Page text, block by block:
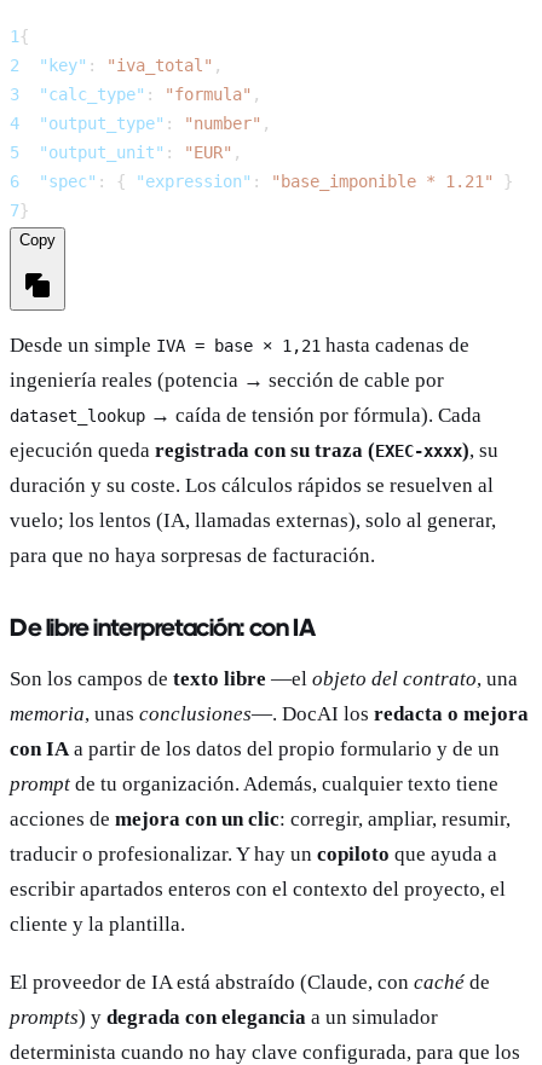
1 {
2
"key" : "iva_total" ,
3
"calc_type" : "formula" ,
4
"output_type" : "number" ,
5
"output_unit" : "EUR" ,
6
"spec" : { "expression" : "base_imponible * 1.21"
}
7}
Copy
Desde un simple IVA = base × 1,21 hasta cadenas de
ingeniería reales (potencia → sección de cable por
dataset_lookup → caída de tensión por fórmula). Cada
ejecución queda registrada con su traza (EXEC-xxxx), su
duración y su coste. Los cálculos rápidos se resuelven al
vuelo; los lentos (IA, llamadas externas), solo al generar,
para que no haya sorpresas de facturación.
De libre interpretación: con IA
Son los campos de texto libre —el objeto del contrato, una
memoria, unas conclusiones—. DocAI los redacta o mejora
con IA a partir de los datos del propio formulario y de un
prompt de tu organización. Además, cualquier texto tiene
acciones de mejora con un clic: corregir, ampliar, resumir,
traducir o profesionalizar. Y hay un copiloto que ayuda a
escribir apartados enteros con el contexto del proyecto, el
cliente y la plantilla.
El proveedor de IA está abstraído (Claude, con caché de
prompts) y degrada con elegancia a un simulador
determinista cuando no hay clave configurada, para que los